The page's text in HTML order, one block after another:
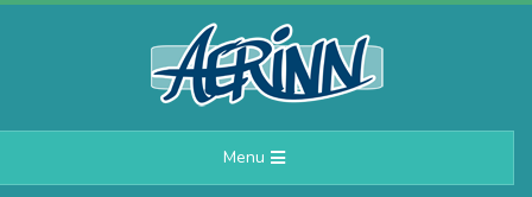
A
Navigation
Menu